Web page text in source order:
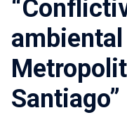
Santiago”